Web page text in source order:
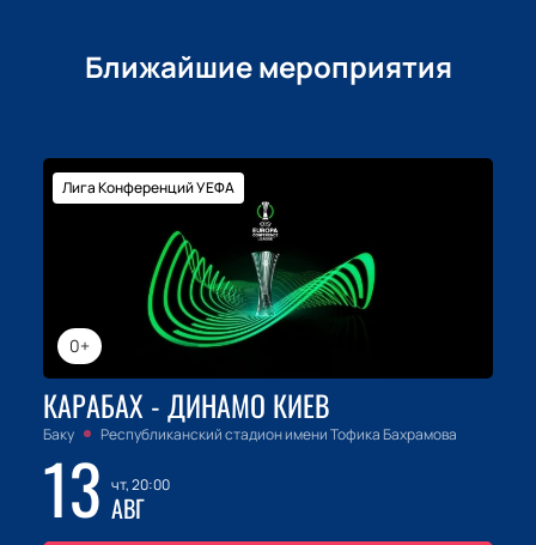
Ближайшие мероприятия
0+
Лига Конференций УЕФА
КАРАБАХ - ДИНАМО КИЕВ
Баку Республиканский стадион имени Тофика Бахрамова
13 чт, 20:00
АВГ